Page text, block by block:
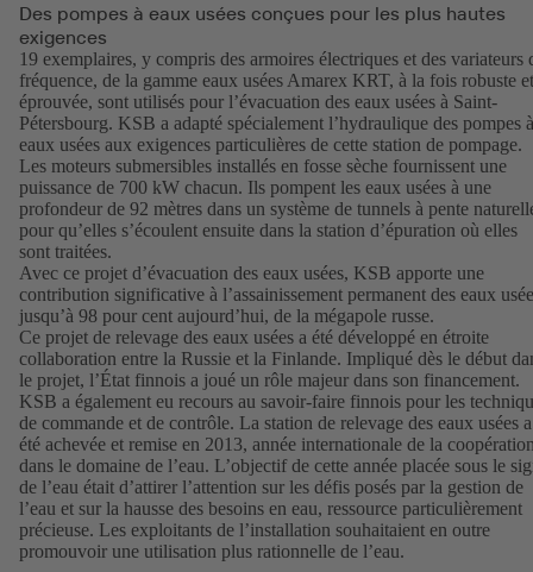
Des pompes à eaux usées conçues pour les plus hautes
exigences
19 exemplaires, y compris des armoires électriques et des variateurs
fréquence, de la gamme eaux usées Amarex KRT, à la fois robuste et
éprouvée, sont utilisés pour l’évacuation des eaux usées à Saint-
Pétersbourg. KSB a adapté spécialement l’hydraulique des pompes à
eaux usées aux exigences particulières de cette station de pompage.
Les moteurs submersibles installés en fosse sèche fournissent une
puissance de 700 kW chacun. Ils pompent les eaux usées à une
profondeur de 92 mètres dans un système de tunnels à pente
pour qu’elles s’écoulent ensuite dans la station d’épuration où elles
sont traitées.
Avec ce projet d’évacuation des eaux usées, KSB apporte une
contribution significative à l’assainissement permanent des eaux
jusqu’à 98 pour cent aujourd’hui, de la mégapole russe.
Ce projet de relevage des eaux usées a été développé en étroite
collaboration entre la Russie et la Finlande. Impliqué dès le début
le projet, l’État finnois a joué un rôle majeur dans son financement.
KSB a également eu recours au savoir-faire finnois pour les
de commande et de contrôle. La station de relevage des eaux usées a
été achevée et remise en 2013, année internationale de la
dans le domaine de l’eau. L’objectif de cette année placée sous le
de l’eau était d’attirer l’attention sur les défis posés par la gestion de
l’eau et sur la hausse des besoins en eau, ressource particulièrement
précieuse. Les exploitants de l’installation souhaitaient en outre
promouvoir une utilisation plus rationnelle de l’eau.